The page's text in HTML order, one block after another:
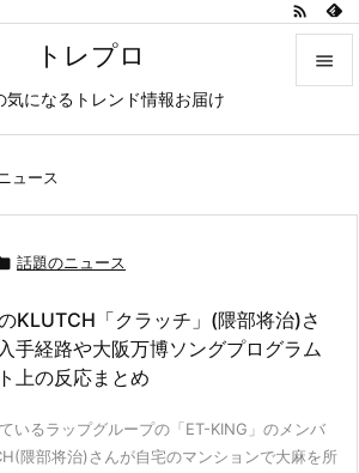
トレプロ
気になるトレンド情報お届け

メニュ
次へ


ュース
話題のニュース
KLUTCH「クラッチ」(隈部将治)さ
手経路や大阪万博ソングプログラム
上の反応まとめ
いるラップグループの「ET-KING」のメンバ
隈部将治)さんが自宅のマンションで大麻を所